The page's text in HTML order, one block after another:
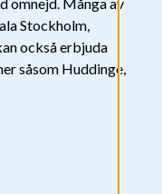
Stockholm,
också erbjuda
såsom Huddinge,